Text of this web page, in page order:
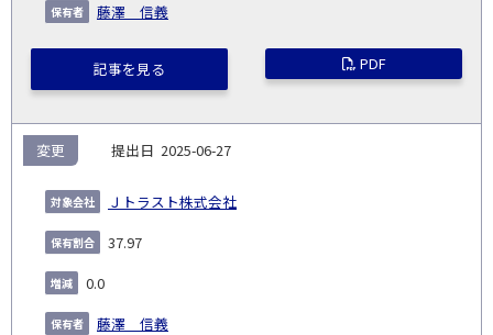
藤澤 信義
記事を見る PDF
2025-06-27
Ｊトラスト株式会社
変更
37.97
0.0
藤澤 信義